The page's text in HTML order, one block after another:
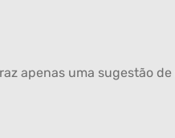
apenas uma sugestão